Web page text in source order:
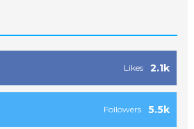
2.1k
Likes
5.5k
Followers